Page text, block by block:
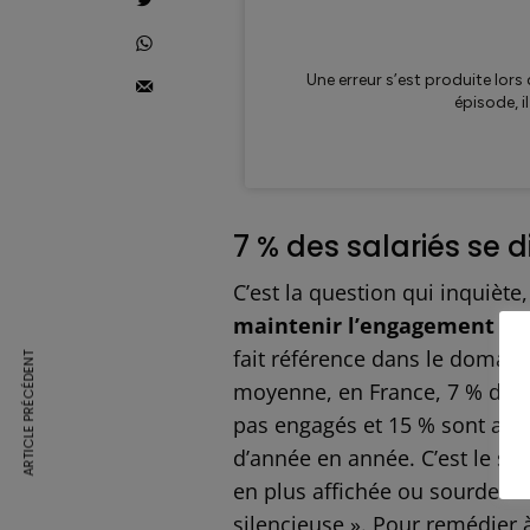
7 % des salariés se
C’est la question qui
maintenir l’engagement
fait référence dans le
moyenne, en France, 7 %
pas engagés et 15 % sont
d’année en année. C’est le
en plus affichée ou sourde
silencieuse ». Pour remédier
ARTICLE PRÉCÉDENT